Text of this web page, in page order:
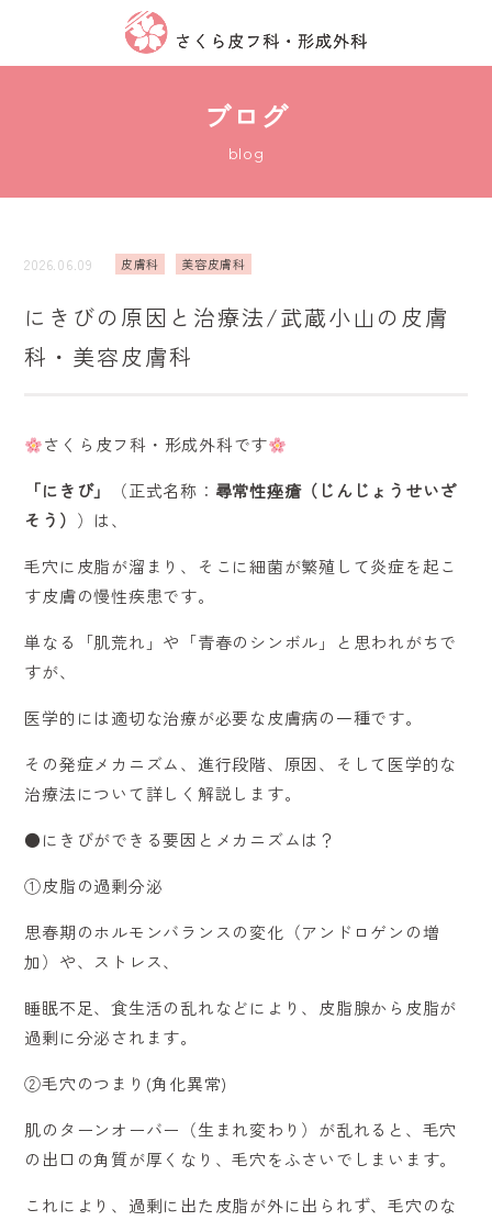
ブログ
blog
2026.06.09 皮膚科 美容皮膚科
にきびの原因と治療法/武蔵小山の皮膚
科・美容皮膚科
さくら皮フ科・形成外科です
「にきび」
（正式名称： 尋常性痤瘡（じんじょうせいざ
そう） ）は、
毛穴に皮脂が溜まり、そこに細菌が繁殖して炎症を起こ
す皮膚の慢性疾患です。
単なる「肌荒れ」や「青春のシンボル」と思われがちで
すが、
医学的には適切な治療が必要な皮膚病の一種です。
その発症メカニズム、進行段階、原因、そして医学的な
治療法について詳しく解説します。
●にきびができる要因とメカニズムは？
①皮脂の過剰分泌
思春期のホルモンバランスの変化（アンドロゲンの増
加）や、ストレス、
睡眠不足、食生活の乱れなどにより、皮脂腺から皮脂が
過剰に分泌されます。
②毛穴のつまり(角化異常)
肌のターンオーバー（生まれ変わり）が乱れると、毛穴
の出口の角質が厚くなり、毛穴をふさいでしまいます。
これにより、過剰に出た皮脂が外に出られず、毛穴のな